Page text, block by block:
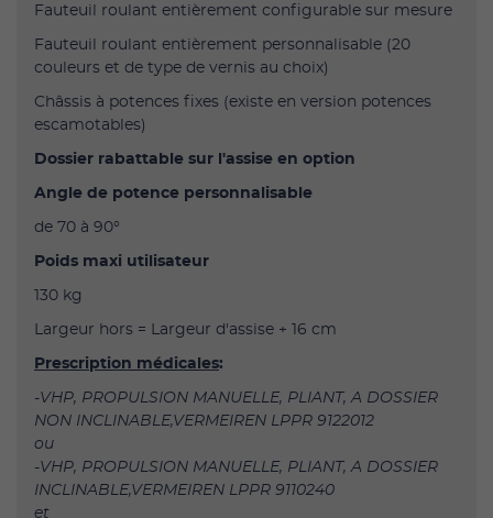
Fauteuil roulant entièrement configurable sur mesure
Fauteuil roulant entièrement personnalisable (20
couleurs et de type de vernis au choix)
Châssis à potences fixes (existe en version potences
escamotables)
Dossier rabattable sur l'assise en option
Angle de potence personnalisable
de 70 à 90°
Poids maxi utilisateur
130 kg
Largeur hors = Largeur d'assise + 16 cm
Prescription médicales:
-VHP, PROPULSION MANUELLE, PLIANT, A DOSSIER
NON INCLINABLE,VERMEIREN LPPR 9122012
ou
-VHP, PROPULSION MANUELLE, PLIANT, A DOSSIER
INCLINABLE,VERMEIREN LPPR 9110240
et